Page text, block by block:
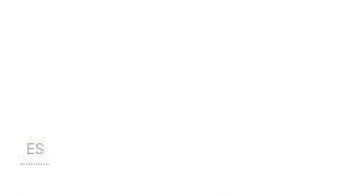
ES